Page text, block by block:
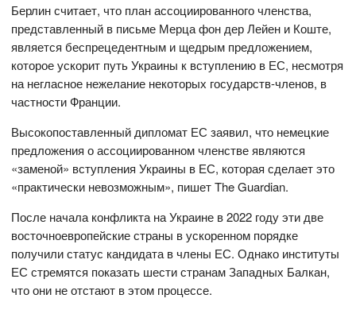
Берлин считает, что план ассоциированного членства,
представленный в письме Мерца фон дер Лейен и Коште,
является беспрецедентным и щедрым предложением,
которое ускорит путь Украины к вступлению в ЕС, несмотря
на негласное нежелание некоторых государств-членов, в
частности Франции.
Высокопоставленный дипломат ЕС заявил, что немецкие
предложения о ассоциированном членстве являются
«заменой» вступления Украины в ЕС, которая сделает это
«практически невозможным», пишет The Guardian.
После начала конфликта на Украине в 2022 году эти две
восточноевропейские страны в ускоренном порядке
получили статус кандидата в члены ЕС. Однако институты
ЕС стремятся показать шести странам Западных Балкан,
что они не отстают в этом процессе.